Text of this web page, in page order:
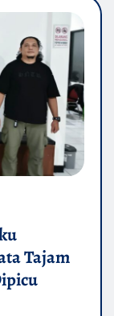
Tajam